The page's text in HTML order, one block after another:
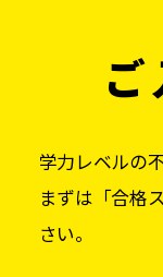
学力レベルの
まずは「合格
さい。